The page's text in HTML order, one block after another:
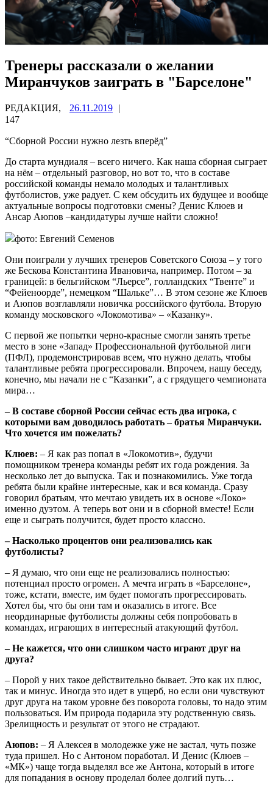
Тренеры рассказали о желании
Миранчуков заиграть в "Барселоне"
РЕДАКЦИЯ, 26.11.2019 |
147
“Сборной России нужно лезть вперёд”
До старта мундиаля – всего ничего. Как наша сборная сыграет
на нём – отдельный разговор, но вот то, что в составе
российской команды немало молодых и талантливых
футболистов, уже радует. С кем обсудить их будущее и вообще
актуальные вопросы подготовки смены? Денис Клюев и
Ансар Аюпов –кандидатуры лучше найти сложно!
фото: Евгений Семенов
Они поиграли у лучших тренеров Советского Союза – у того
же Бескова Константина Ивановича, например. Потом – за
границей: в бельгийском “Льерсе”, голландских “Твенте” и
“Фейеноорде”, немецком “Шальке”… В этом сезоне же Клюев
и Аюпов возглавляли новичка российского футбола. Вторую
команду московского «Локомотива» – «Казанку».
С первой же попытки черно-красные смогли занять третье
место в зоне «Запад» Профессиональной футбольной лиги
(ПФЛ), продемонстрировав всем, что нужно делать, чтобы
талантливые ребята прогрессировали. Впрочем, нашу беседу,
конечно, мы начали не с “Казанки”, а с грядущего чемпионата
мира…
– В составе сборной России сейчас есть два игрока, с
которыми вам доводилось работать – братья Миранчуки.
Что хочется им пожелать?
Клюев: – Я как раз попал в «Локомотив», будучи
помощником тренера команды ребят их года рождения. За
несколько лет до выпуска. Так и познакомились. Уже тогда
ребята были крайне интересные, как и вся команда. Сразу
говорил братьям, что мечтаю увидеть их в основе «Локо»
именно дуэтом. А теперь вот они и в сборной вместе! Если
еще и сыграть получится, будет просто классно.
– Насколько процентов они реализовались как
футболисты?
– Я думаю, что они еще не реализовались полностью:
потенциал просто огромен. А мечта играть в «Барселоне»,
тоже, кстати, вместе, им будет помогать прогрессировать.
Хотел бы, что бы они там и оказались в итоге. Все
неординарные футболисты должны себя попробовать в
командах, играющих в интересный атакующий футбол.
– Не кажется, что они слишком часто играют друг на
друга?
– Порой у них такое действительно бывает. Это как их плюс,
так и минус. Иногда это идет в ущерб, но если они чувствуют
друг друга на таком уровне без поворота головы, то надо этим
пользоваться. Им природа подарила эту родственную связь.
Зрелищность и результат от этого не страдают.
Аюпов: – Я Алексея в молодежке уже не застал, чуть позже
туда пришел. Но с Антоном поработал. И Денис (Клюев –
«МК») чаще тогда выделял все же Антона, который в итоге
для попадания в основу проделал более долгий путь…